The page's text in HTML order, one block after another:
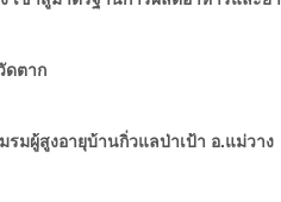
ดตาก
มผู้สูงอายุบ้านกิ่วแลป่าเป้า อ.แม่วาง